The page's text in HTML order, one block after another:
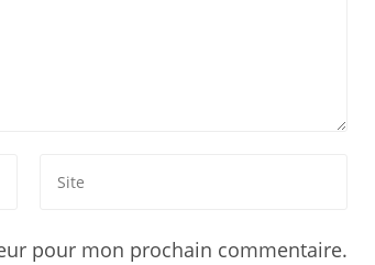
pour mon prochain commentaire.